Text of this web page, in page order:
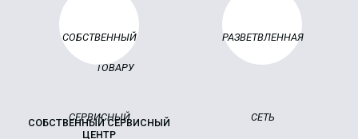
СОБСТВЕННЫЙ СЕРВИСНЫЙ
ЦЕНТР